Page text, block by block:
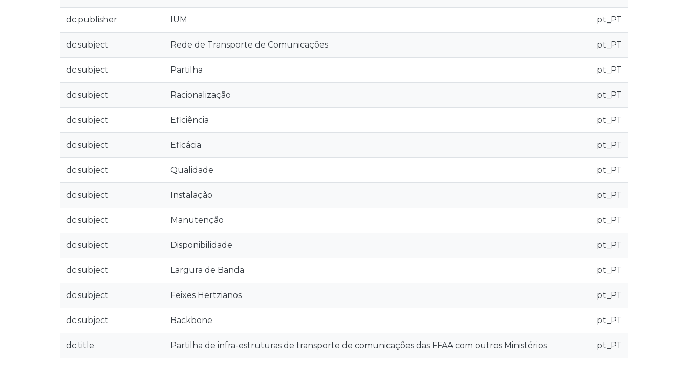
dc.publisher IUM pt_PT
dc.subject Rede de Transporte de Comunicações pt_PT
dc.subject Partilha pt_PT
dc.subject Racionalização pt_PT
dc.subject Eficiência pt_PT
dc.subject Eficácia pt_PT
dc.subject Qualidade pt_PT
dc.subject Instalação pt_PT
dc.subject Manutenção pt_PT
dc.subject Disponibilidade pt_PT
dc.subject Largura de Banda pt_PT
dc.subject Feixes Hertzianos pt_PT
dc.subject Backbone pt_PT
dc.title Partilha de infra-estruturas de transporte de comunicações das FFAA com outros Ministérios pt_PT